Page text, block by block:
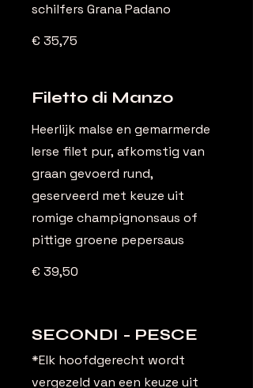
schilfers Grana Padano
€ 35,75
Filetto di Manzo
Heerlijk malse en gemarmerde
Ierse filet pur, afkomstig van
graan gevoerd rund,
geserveerd met keuze uit
romige champignonsaus of
pittige groene pepersaus
€ 39,50
SECONDI - PESCE
*Elk hoofdgerecht wordt
vergezeld van een keuze uit